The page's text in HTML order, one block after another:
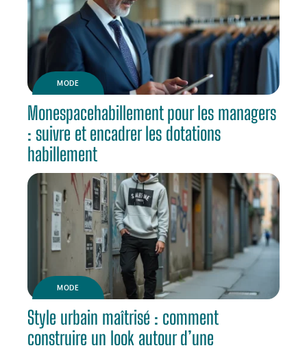
MODE
Monespacehabillement pour les managers
: suivre et encadrer les dotations
habillement
MODE
Style urbain maîtrisé : comment
construire un look autour d’une